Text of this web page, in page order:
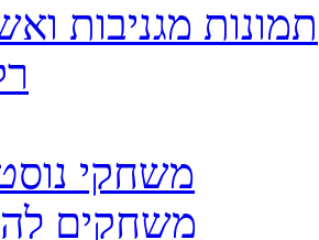
תמונות מגניבות
משחקי
משחקים